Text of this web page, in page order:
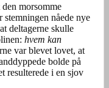
morsomme
stemningen nåede nye
deltagerne skulle
hvem kan
var blevet lovet, at
bolde på
resulterede i en sjov